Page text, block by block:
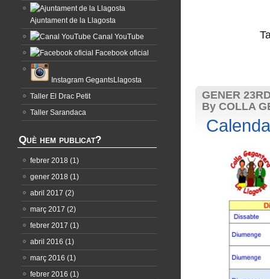
GENER
By COLLA
Ajuntament de la Llagosta
Canal YouTube
Facebook oficial
Instagram GegantsLlagosta
Taller El Drac Petit
Taller Sarandaca
Què hem publicat?
febrer 2018 (1)
gener 2018 (1)
abril 2017 (2)
març 2017 (2)
febrer 2017 (1)
abril 2016 (1)
març 2016 (1)
febrer 2016 (1)